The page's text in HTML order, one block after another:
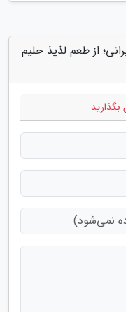
از طعم لذیذ حلیم
بگذارید